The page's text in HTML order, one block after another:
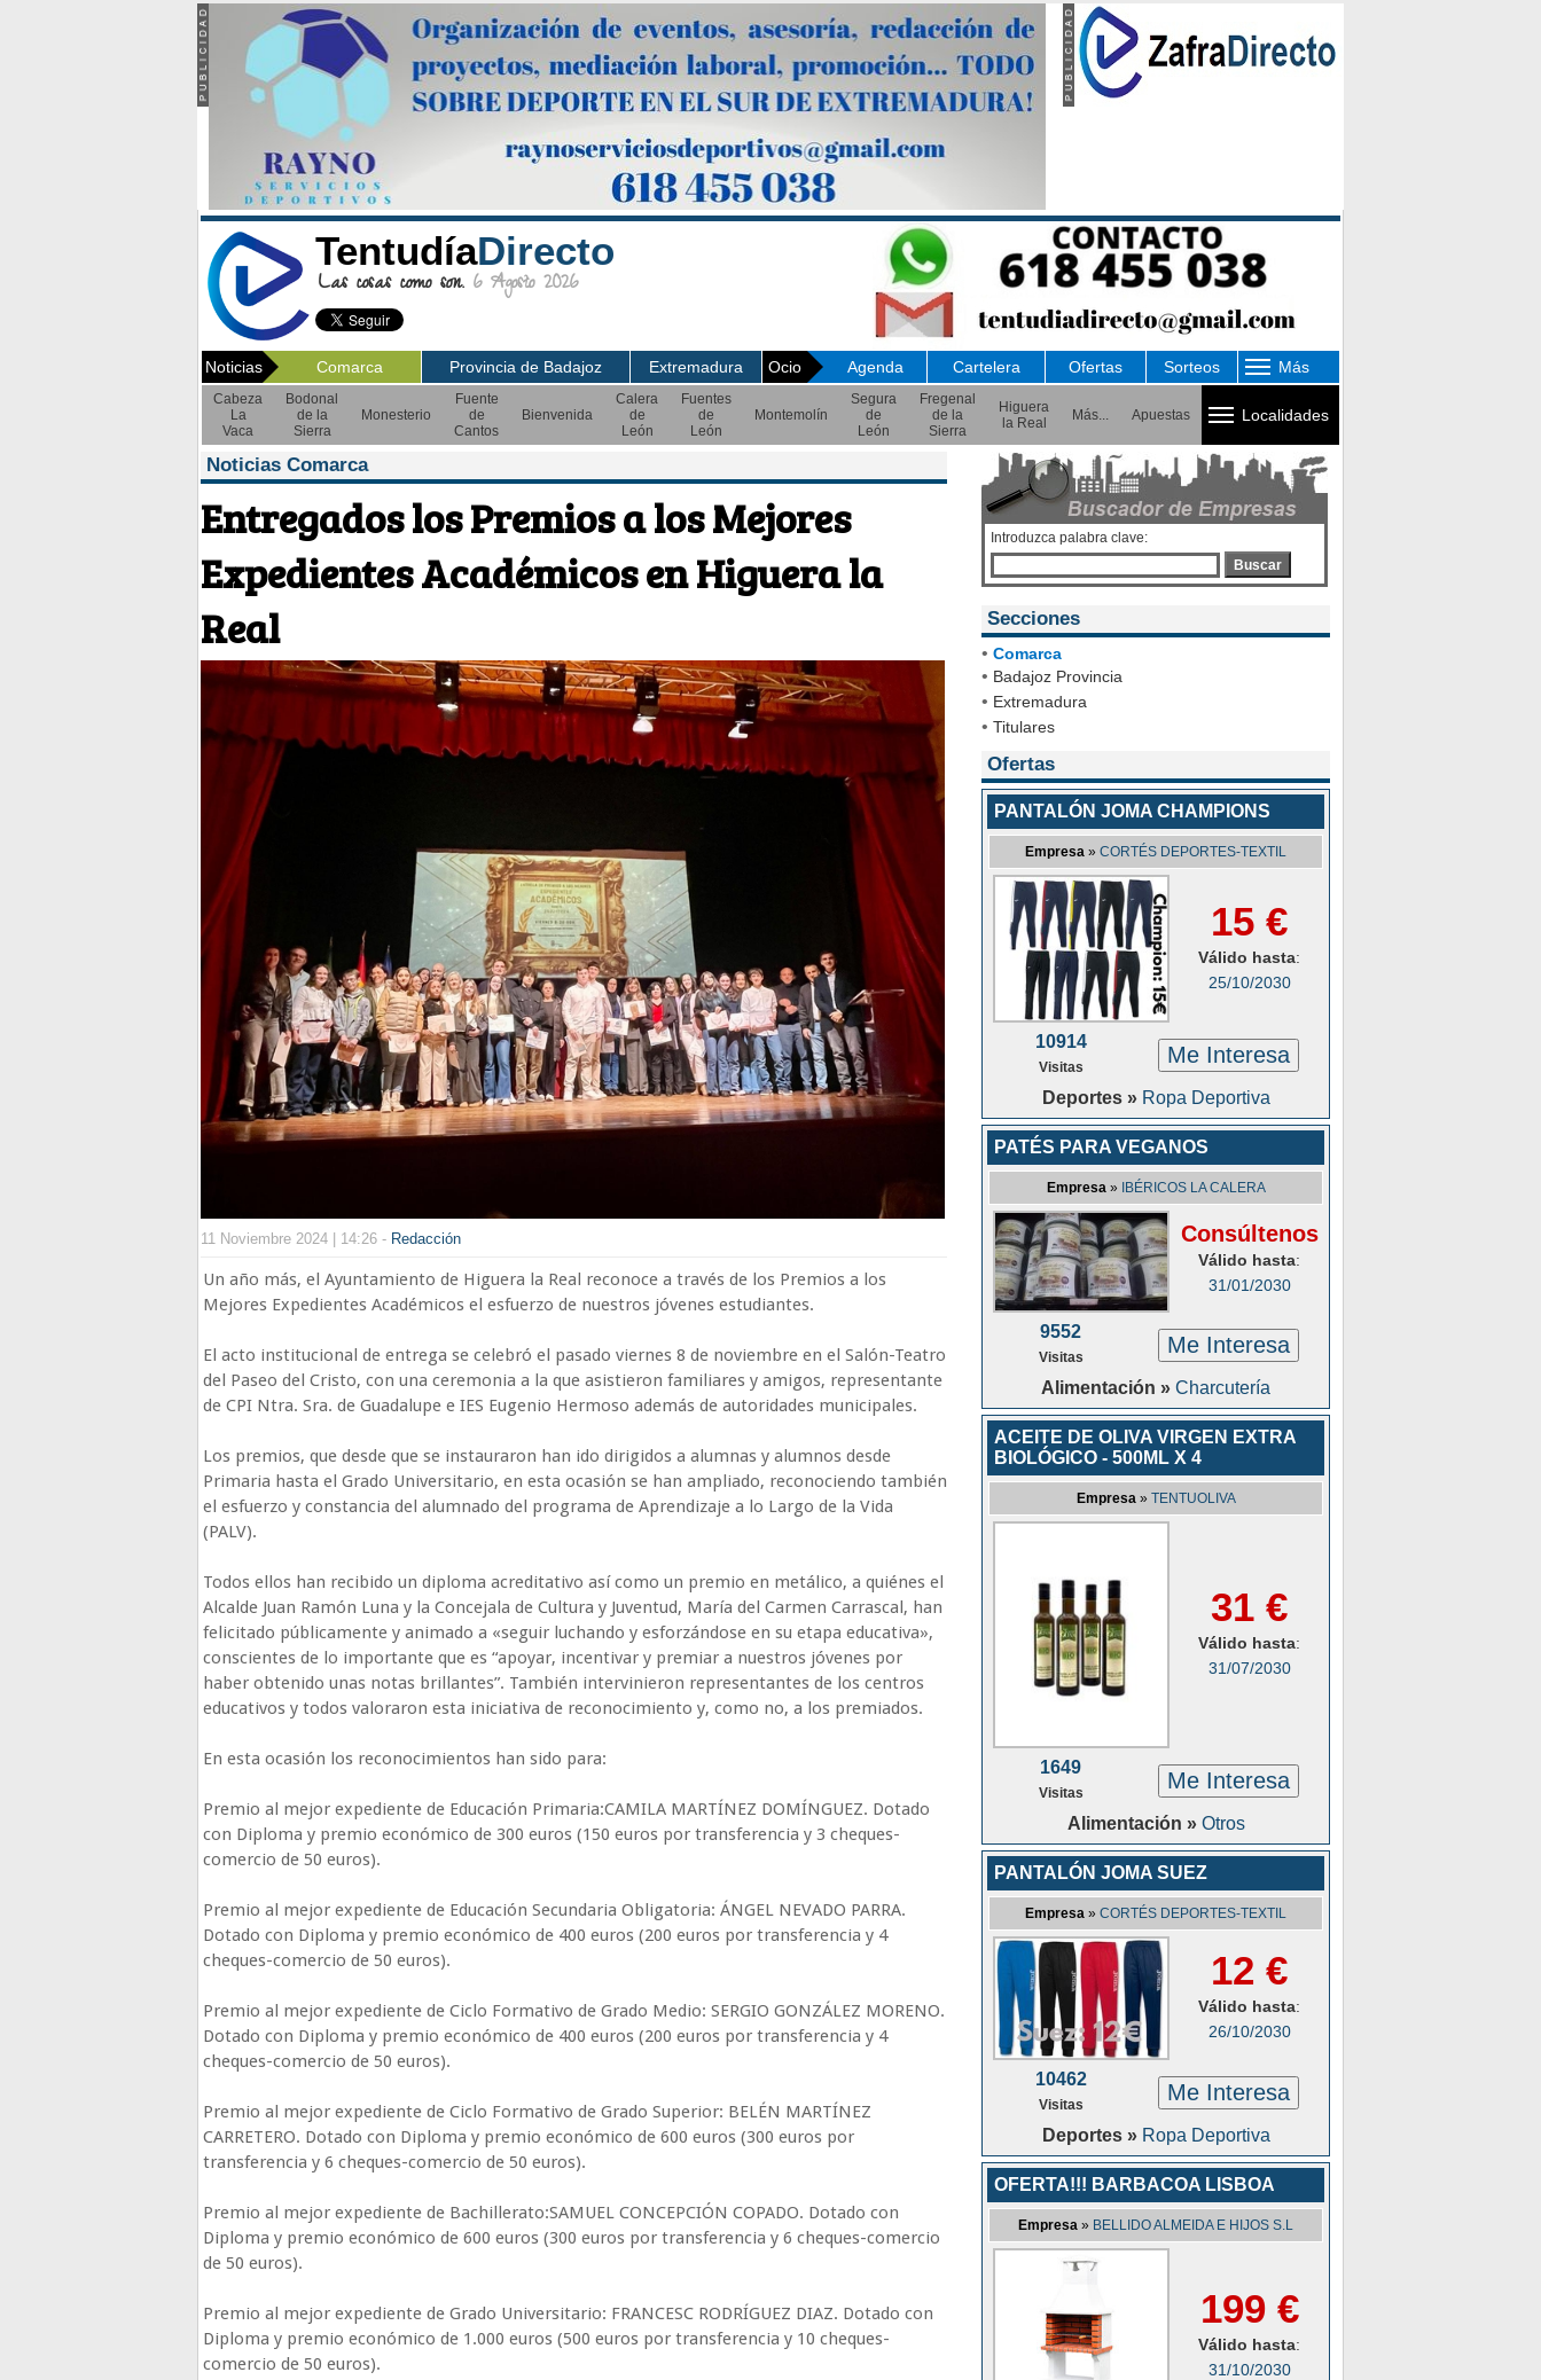
TentudíaDirecto
Las cosas como son. 6 Agosto 2026
Noticias Comarca Provincia de Badajoz Extremadura Ocio Agenda Cartelera Ofertas Sorteos Más
Cabeza
La
Vaca
Bodonal
de la
Sierra
Monesterio
Fuente
de
Cantos
Bienvenida
Calera
de
León
Fuentes
de
León
Montemolín
Segura
de
León
Fregenal
de la
Sierra
Higuera
la Real
Más... Apuestas Localidades
Noticias Comarca
Entregados los Premios a los Mejores
Expedientes Académicos en Higuera la
Real
11 Noviembre 2024 | 14:26 - Redacción
Un año más, el Ayuntamiento de Higuera la Real reconoce a través de los Premios a los
Mejores Expedientes Académicos el esfuerzo de nuestros jóvenes estudiantes.
El acto institucional de entrega se celebró el pasado viernes 8 de noviembre en el Salón-Teatro
del Paseo del Cristo, con una ceremonia a la que asistieron familiares y amigos, representante
de CPI Ntra. Sra. de Guadalupe e IES Eugenio Hermoso además de autoridades municipales.
Los premios, que desde que se instauraron han ido dirigidos a alumnas y alumnos desde
Primaria hasta el Grado Universitario, en esta ocasión se han ampliado, reconociendo también
el esfuerzo y constancia del alumnado del programa de Aprendizaje a lo Largo de la Vida
(PALV).
Todos ellos han recibido un diploma acreditativo así como un premio en metálico, a quiénes el
Alcalde Juan Ramón Luna y la Concejala de Cultura y Juventud, María del Carmen Carrascal, han
felicitado públicamente y animado a «seguir luchando y esforzándose en su etapa educativa»,
conscientes de lo importante que es “apoyar, incentivar y premiar a nuestros jóvenes por
haber obtenido unas notas brillantes”. También intervinieron representantes de los centros
educativos y todos valoraron esta iniciativa de reconocimiento y, como no, a los premiados.
En esta ocasión los reconocimientos han sido para:
Premio al mejor expediente de Educación Primaria:CAMILA MARTÍNEZ DOMÍNGUEZ. Dotado
con Diploma y premio económico de 300 euros (150 euros por transferencia y 3 cheques-
comercio de 50 euros).
Premio al mejor expediente de Educación Secundaria Obligatoria: ÁNGEL NEVADO PARRA.
Dotado con Diploma y premio económico de 400 euros (200 euros por transferencia y 4
cheques-comercio de 50 euros).
Premio al mejor expediente de Ciclo Formativo de Grado Medio: SERGIO GONZÁLEZ MORENO.
Dotado con Diploma y premio económico de 400 euros (200 euros por transferencia y 4
cheques-comercio de 50 euros).
Premio al mejor expediente de Ciclo Formativo de Grado Superior: BELÉN MARTÍNEZ
CARRETERO. Dotado con Diploma y premio económico de 600 euros (300 euros por
transferencia y 6 cheques-comercio de 50 euros).
Premio al mejor expediente de Bachillerato:SAMUEL CONCEPCIÓN COPADO. Dotado con
Diploma y premio económico de 600 euros (300 euros por transferencia y 6 cheques-comercio
de 50 euros).
Premio al mejor expediente de Grado Universitario: FRANCESC RODRÍGUEZ DIAZ. Dotado con
Diploma y premio económico de 1.000 euros (500 euros por transferencia y 10 cheques-
comercio de 50 euros).
Introduzca palabra clave:
Buscar
Secciones
• Comarca
• Badajoz Provincia
• Extremadura
• Titulares
Ofertas
PANTALÓN JOMA CHAMPIONS
Empresa » CORTÉS DEPORTES-TEXTIL
15 €
Válido hasta:
25/10/2030
10914
Visitas Me Interesa
Deportes » Ropa Deportiva
PATÉS PARA VEGANOS
Empresa» IBÉRICOS LA CALERA
Consúltenos
Válido hasta:
31/01/2030
9552
Visitas Me Interesa
Alimentación » Charcutería
ACEITE DE OLIVA VIRGEN EXTRA
BIOLÓGICO - 500ML X 4
Empresa» TENTUOLIVA
31 €
Válido hasta:
31/07/2030
1649
Visitas Me Interesa
Alimentación » Otros
PANTALÓN JOMA SUEZ
Empresa » CORTÉS DEPORTES-TEXTIL
12 €
Válido hasta:
26/10/2030
10462
Visitas Me Interesa
Deportes » Ropa Deportiva
OFERTA!!! BARBACOA LISBOA
Empresa » BELLIDO ALMEIDA E HIJOS S.L
199 €
Válido hasta:
31/10/2030